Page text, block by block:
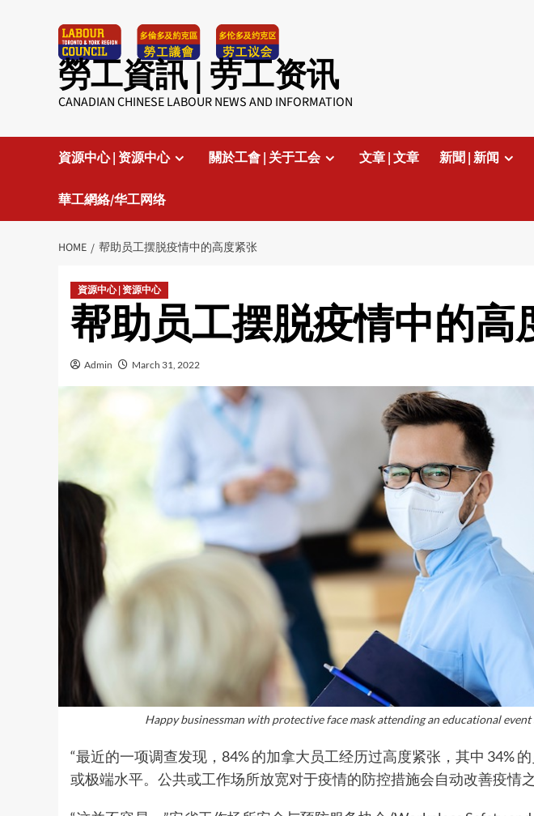
勞工資訊 | 劳工资讯
CANADIAN CHINESE LABOUR NEWS AND INFORMATION
資源中心 | 资源中心 關於工會 | 关于工会 文章 | 文章 新聞 | 新闻
華工網絡/华工网络
HOME 帮助员工摆脱疫情中的高度紧张
資源中心 | 资源中心
帮助员工摆脱疫情中的高
Admin March 31, 2022
Happy businessman with protective face mask attending an educational
“最近的一项调查发现，84% 的加拿大员工经历过高度紧张，其中 34%
或极端水平。公共或工作场所放宽对于疫情的防控措施会自动改善疫情